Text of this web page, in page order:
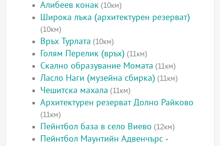
Алибеев конак (10км)
Широка лъка (архитектурен резерват)
(10км)
Връх Турлата (10км)
Голям Перелик (връх) (11км)
Скално образувание Момата (11км)
Ласло Наги (музейна сбирка) (11км)
Чешитска махала (11км)
Архитектурен резерват Долно Райково
(11км)
Пейнтбол база в село Виево (12км)
Пейнтбол Маунтийн Адвенчърс -